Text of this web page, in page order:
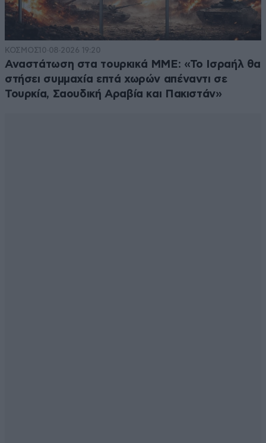
ΚΟΣΜΟΣ10·08·2026 19:20
Αναστάτωση στα τουρκικά ΜΜΕ: «Το Ισραήλ θα
στήσει συμμαχία επτά χωρών απέναντι σε
Τουρκία, Σαουδική Αραβία και Πακιστάν»